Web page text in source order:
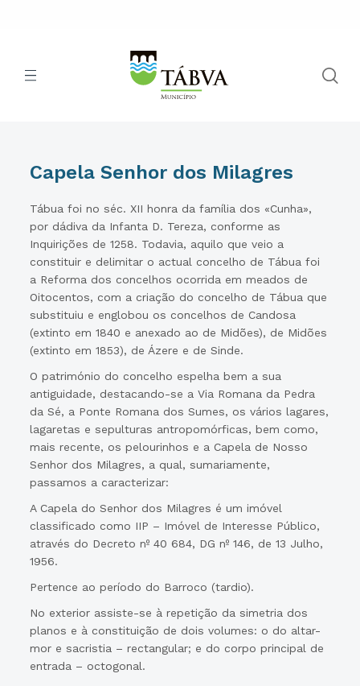
Capela Senhor dos Milagres
Tábua foi no séc. XII honra da família dos «Cunha»,
por dádiva da Infanta D. Tereza, conforme as
Inquirições de 1258. Todavia, aquilo que veio a
constituir e delimitar o actual concelho de Tábua foi
a Reforma dos concelhos ocorrida em meados de
Oitocentos, com a criação do concelho de Tábua que
substituiu e englobou os concelhos de Candosa
(extinto em 1840 e anexado ao de Midões), de Midões
(extinto em 1853), de Ázere e de Sinde.
O património do concelho espelha bem a sua
antiguidade, destacando-se a Via Romana da Pedra
da Sé, a Ponte Romana dos Sumes, os vários lagares,
lagaretas e sepulturas antropomórficas, bem como,
mais recente, os pelourinhos e a Capela de Nosso
Senhor dos Milagres, a qual, sumariamente,
passamos a caracterizar:
A Capela do Senhor dos Milagres é um imóvel
classificado como IIP – Imóvel de Interesse Público,
através do Decreto nº 40 684, DG nº 146, de 13 Julho,
1956.
Pertence ao período do Barroco (tardio).
No exterior assiste-se à repetição da simetria dos
planos e à constituição de dois volumes: o do altar-
mor e sacristia – rectangular; e do corpo principal de
entrada – octogonal.